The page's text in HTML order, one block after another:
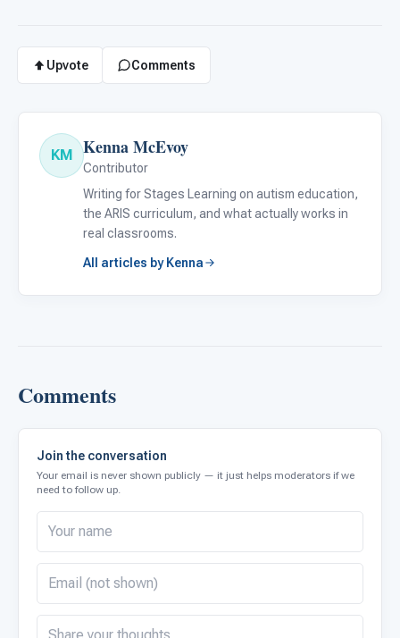
Upvote Comments
KM Kenna McEvoy
Contributor
Writing for Stages Learning on autism education,
the ARIS curriculum, and what actually works in
real classrooms.
All articles by Kenna
Comments
Join the conversation
Your email is never shown publicly — it just helps moderators if we
need to follow up.